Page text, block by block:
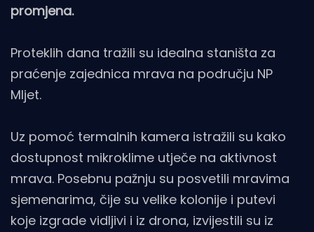
promjena.
Proteklih dana tražili su idealna staništa za
praćenje zajednica mrava na području NP
Mljet.
Uz pomoć termalnih kamera istražili su kako
dostupnost mikroklime utječe na aktivnost
mrava. Posebnu pažnju su posvetili mravima
sjemenarima, čije su velike kolonije i putevi
koje izgrade vidljivi i iz drona, izvijestili su iz